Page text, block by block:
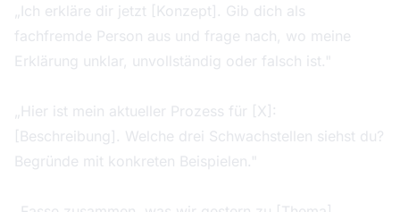
„Ich erkläre dir jetzt [Konzept]. Gib dich als
fachfremde Person aus und frage nach, wo meine
Erklärung unklar, unvollständig oder falsch ist."
„Hier ist mein aktueller Prozess für [X]:
[Beschreibung]. Welche drei Schwachstellen siehst du?
Begründe mit konkreten Beispielen."